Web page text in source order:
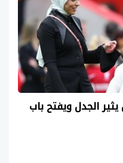
الجدل ويفتح باب